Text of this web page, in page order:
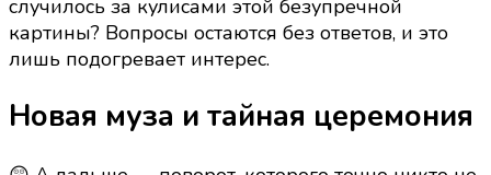
случилось за кулисами этой безупречной
картины? Вопросы остаются без ответов, и это
лишь подогревает интерес.
Новая муза и тайная церемония